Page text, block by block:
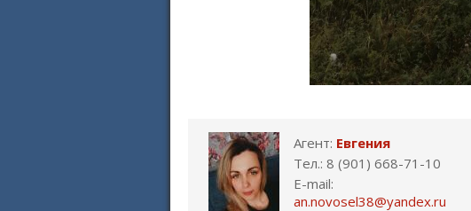
Агент: Евгения
Тел.: 8 (901) 668-71-10
E-mail:
an.novosel38@yandex.ru